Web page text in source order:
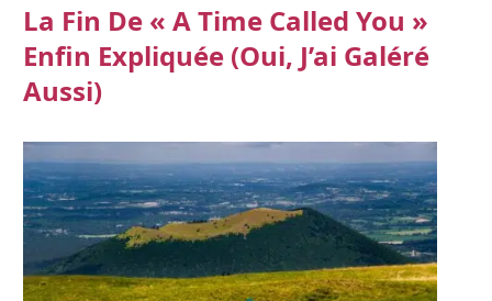
La Fin De « A Time Called You »
Enfin Expliquée (oui, J’ai Galéré
Aussi)